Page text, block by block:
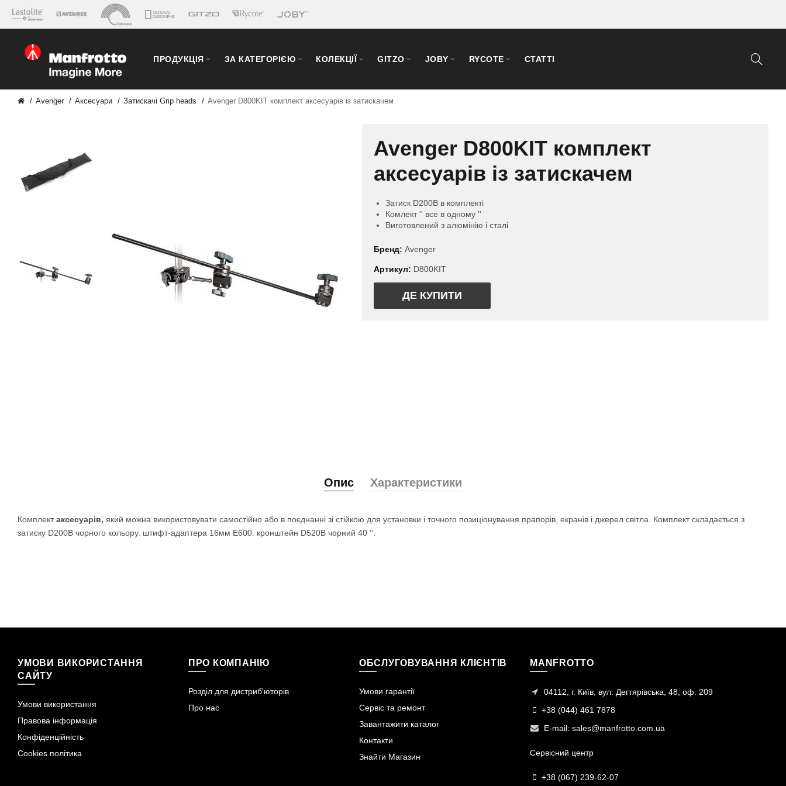
ПРОДУКЦІЯ ЗА КАТЕГОРІЄЮ КОЛЕКЦІЇ GITZO JOBY RYCOTE СТАТТІ
Avenger Аксесуари Затискачі Grip heads Avenger D800KIT комплект аксесуарів із затискачем
Avenger D800KIT комплект
аксесуарів із затискачем
Затиск D200B в комплекті
Комлект '' все в одному ''
Виготовлений з алюмінію і сталі
Бренд: Avenger
Артикул: D800KIT
ДЕ КУПИТИ
Опис Характеристики
Комплектаксесуарів, який можна використовувати самостійно або в поєднанні зі стійкою для установки і точного позиціонування прапорів, екранів і джерел світла. Комплект складається з
затиску D200B чорного кольору. штифт-адаптера 16мм E600. кронштейн D520B чорний 40 ''.
УМОВИ ВИКОРИСТАННЯ
САЙТУ
Умови використання
Правова інформація
Конфіденційність
Cookies політика
ПРО КОМПАНІЮ
Розділ для дистриб'юторів
Про нас
ОБСЛУГОВУВАННЯ КЛІЄНТІВ
Умови гарантії
Сервіс та ремонт
Завантажити каталог
Контакти
Знайти Магазин
MANFROTTO
04112, г. Київ, вул. Дегтярівська, 48, оф. 209
+38 (044) 461 7878
E-mail: sales@manfrotto.com.ua
Сервісний центр
+38 (067) 239-62-07